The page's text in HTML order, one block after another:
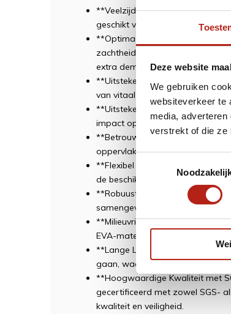
Deze website
We gebruiken
websiteverkeer te
media,
verstrekt of die ze
**Veelzijdig Voor Diverse
geschikt voor een breed scala
**Optimaal voor
zachtheid en ondersteuning,
extra demping.
**Uitstekende Grip en
van vitaal belang is om
**Uitstekende Demping**:
impact op gewrichten en
**Betrouwbare Antislip
oppervlakken voor maximale
**Flexibel en Aanpasbaar**: Ze
de beschikbare ruimte en
**Robuust bij Samenvoegen**:
samengevoegd voor een stevige
**Milieuvriendelijk (ECO-
EVA-materiaal met aandacht
**Lange Levensduur
gaan, waardoor ze een
**Hoogwaardige Kwaliteit met
gecertificeerd met zowel SGS-
kwaliteit en veiligheid.